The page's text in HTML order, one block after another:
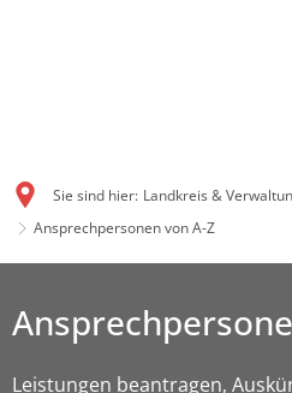
Sie sind hier: Landkreis &
Ansprechpersonen von A-Z
Leistungen beantragen,